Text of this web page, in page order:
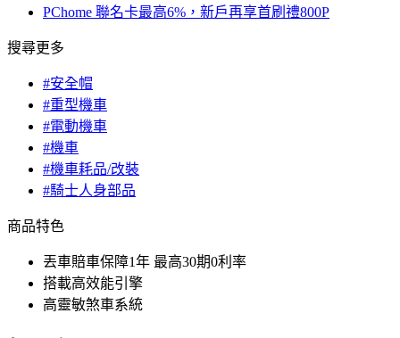
PChome 聯名卡最高6%，新戶再享首刷禮800P
搜尋更多
#安全帽
#重型機車
#電動機車
#機車
#機車耗品/改裝
#騎士人身部品
商品特色
丟車賠車保障1年 最高30期0利率
搭載高效能引擎
高靈敏煞車系統